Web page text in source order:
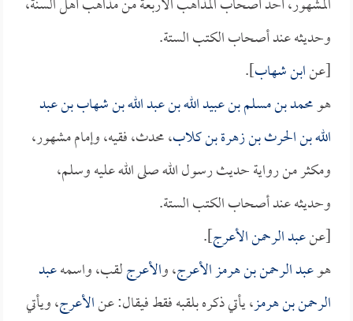
وحديثه عند أصحاب الكتب الستة.
[عنابن شهاب].
هومحمد بن مسلم بن عبيد الله بن عبد الله بن شهاب بن عبد
الله بن الحرث بن زهرة بن كلاب، محدث، فقيه، وإمام مشهور،
ومكثر من رواية حديث رسول الله صلى الله عليه وسلم،
وحديثه عند أصحاب الكتب الستة.
[عنعبد الرحمن الأعرج].
هوعبد الرحمن بن هرمز الأعرج، والأعرجلقب، واسمهعبد
الرحمن بن هرمز، يأتي ذكره بلقبه فقط فيقال: عنالأعرج، ويأتي